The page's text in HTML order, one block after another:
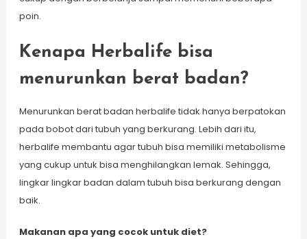
poin.
Kenapa Herbalife bisa
menurunkan berat badan?
Menurunkan berat badan herbalife tidak hanya berpatokan
pada bobot dari tubuh yang berkurang. Lebih dari itu,
herbalife membantu agar tubuh bisa memiliki metabolisme
yang cukup untuk bisa menghilangkan lemak. Sehingga,
lingkar lingkar badan dalam tubuh bisa berkurang dengan
baik.
Makanan apa yang cocok untuk diet?